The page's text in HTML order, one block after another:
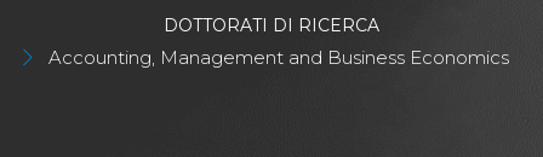
DOTTORATI DI RICERCA
Accounting, Management and Business Economics